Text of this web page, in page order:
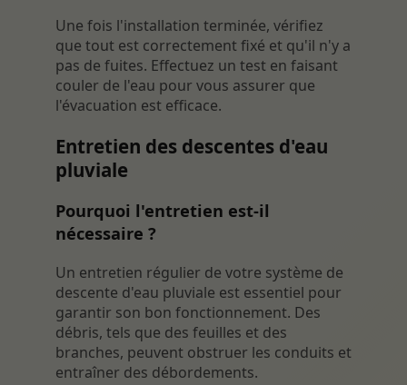
Une fois l'installation terminée, vérifiez
que tout est correctement fixé et qu'il n'y a
pas de fuites. Effectuez un test en faisant
couler de l'eau pour vous assurer que
l'évacuation est efficace.
Entretien des descentes d'eau
pluviale
Pourquoi l'entretien est-il
nécessaire ?
Un entretien régulier de votre système de
descente d'eau pluviale est essentiel pour
garantir son bon fonctionnement. Des
débris, tels que des feuilles et des
branches, peuvent obstruer les conduits et
entraîner des débordements.